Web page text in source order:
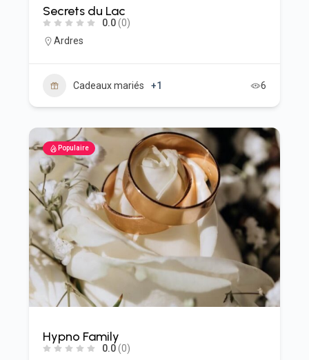
Secrets du Lac
0.0(0)
Ardres
Cadeaux mariés +1 6
Populaire
Hypno Family
0.0(0)